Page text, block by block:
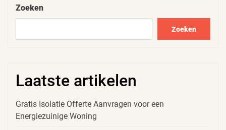
Zoeken
Zoeken
Laatste artikelen
Gratis Isolatie Offerte Aanvragen voor een
Energiezuinige Woning